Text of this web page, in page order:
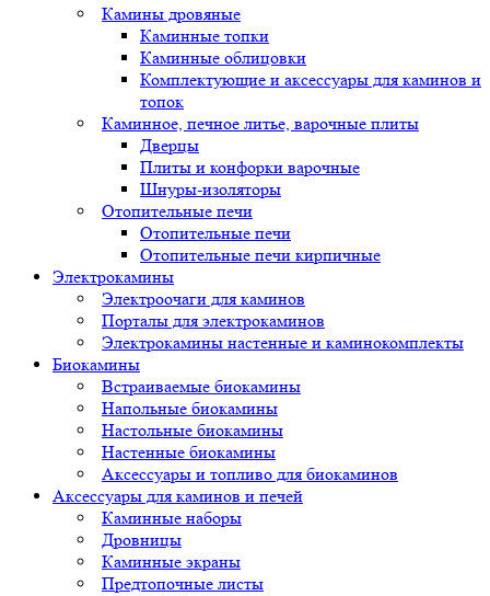
Камины дровяные
Каминные топки
Каминные облицовки
Комплектующие и аксессуары для каминов и
топок
Каминное, печное литье, варочные плиты
Дверцы
Плиты и конфорки варочные
Шнуры-изоляторы
Отопительные печи
Отопительные печи
Отопительные печи кирпичные
Электрокамины
Электроочаги для каминов
Порталы для электрокаминов
Электрокамины настенные и каминокомплекты
Биокамины
Встраиваемые биокамины
Напольные биокамины
Настольные биокамины
Настенные биокамины
Аксессуары и топливо для биокаминов
Аксессуары для каминов и печей
Каминные наборы
Дровницы
Каминные экраны
Предтопочные листы